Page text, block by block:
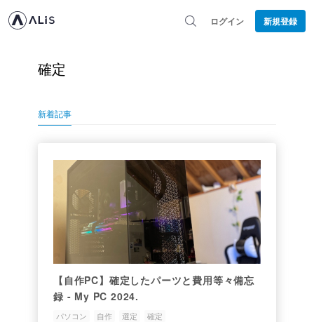
ログイン 新規登録
確定
新着記事
【自作PC】確定したパーツと費用等々備忘
録 - My PC 2024.
パソコン 自作 選定 確定